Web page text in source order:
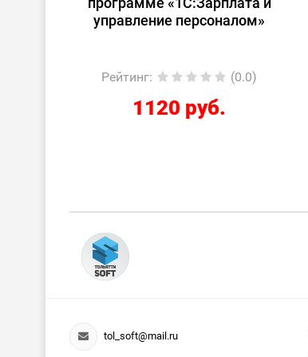
начинающих»
Рейтинг: (0.0)
2424 руб.
tol_soft@mail.ru